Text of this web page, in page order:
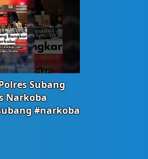
Subang
Narkoba
#narkoba